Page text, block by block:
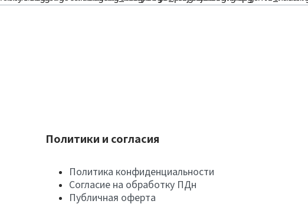
Политики и согласия
Политика конфиденциальности
Согласие на обработку ПДн
Публичная оферта